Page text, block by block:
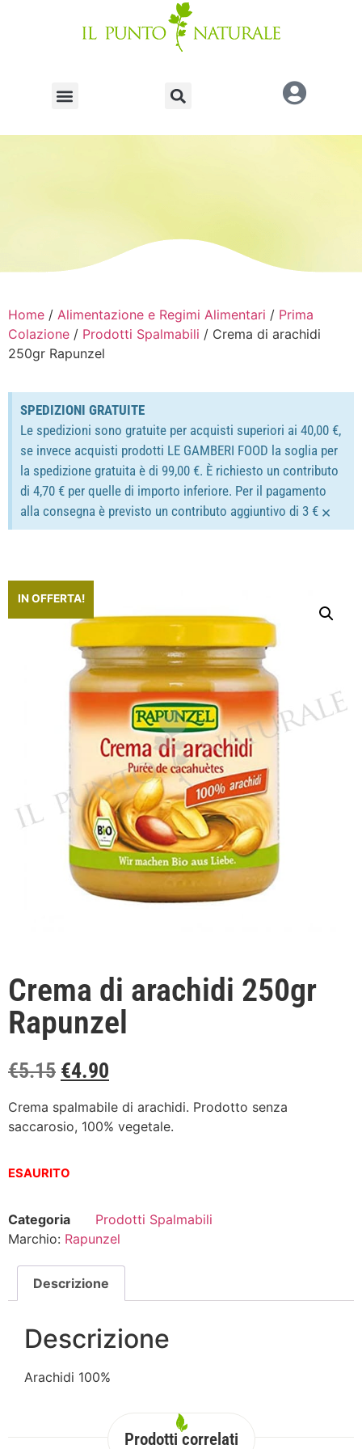
Home / Alimentazione e Regimi Alimentari / Prima
Colazione / Prodotti Spalmabili / Crema di arachidi
250gr Rapunzel
SPEDIZIONI GRATUITE
Le spedizioni sono gratuite per acquisti superiori ai 40,00 €,
se invece acquisti prodotti LE GAMBERI FOOD la soglia per
la spedizione gratuita è di 99,00 €. È richiesto un contributo
di 4,70 € per quelle di importo inferiore. Per il pagamento
alla consegna è previsto un contributo aggiuntivo di 3 € ×
IN OFFERTA!
Crema di arachidi 250gr
Rapunzel
€5.15 €4.90
Crema spalmabile di arachidi. Prodotto senza
saccarosio, 100% vegetale.
ESAURITO
Categoria
Prodotti Spalmabili
Marchio: Rapunzel
Descrizione
Descrizione
Arachidi 100%
Prodotti correlati